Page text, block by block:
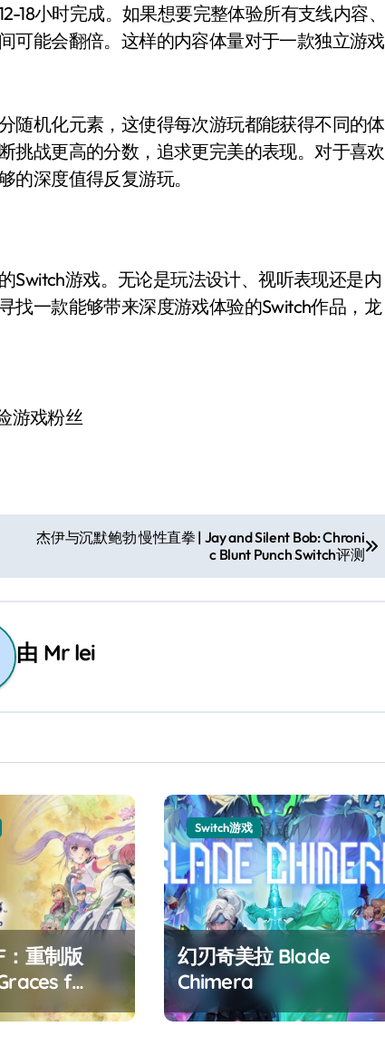
18小时完成。如果想要完整体验所有支线内容、
可能会翻倍。这样的内容体量对于一款独立游戏
随机化元素，这使得每次游玩都能获得不同的体
挑战更高的分数，追求更完美的表现。对于喜欢
的深度值得反复游玩。
Switch游戏。无论是玩法设计、视听表现还是内
找一款能够带来深度游戏体验的Switch作品，龙
游戏粉丝
杰伊与沉默鲍勃 慢性直拳 | Jay and Silent Bob: Chroni
c Blunt Punch Switch评测
由 Mr lei
：重制版
f
Switch游戏
幻刃奇美拉 Blade
Chimera